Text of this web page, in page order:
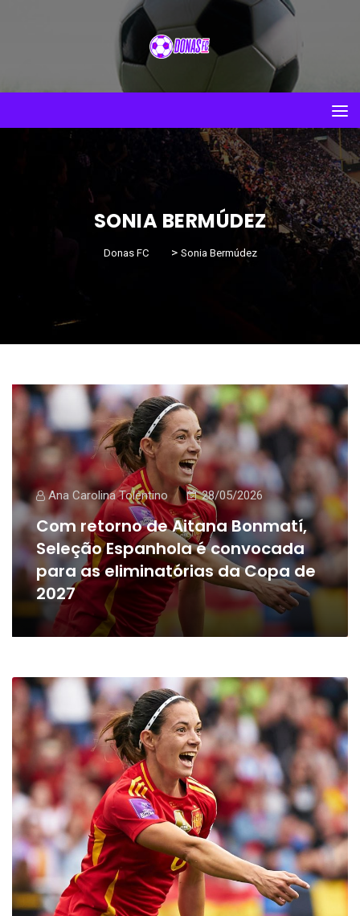
SONIA BERMÚDEZ
Donas FC > Sonia Bermúdez
Ana Carolina Tolentino 28/05/2026
Com retorno de Aitana Bonmatí,
Seleção Espanhola é convocada
para as eliminatórias da Copa de
2027